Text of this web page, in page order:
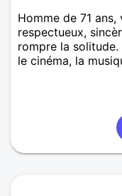
Homme de 71
respectueux,
rompre la solitude.
le cinéma, la